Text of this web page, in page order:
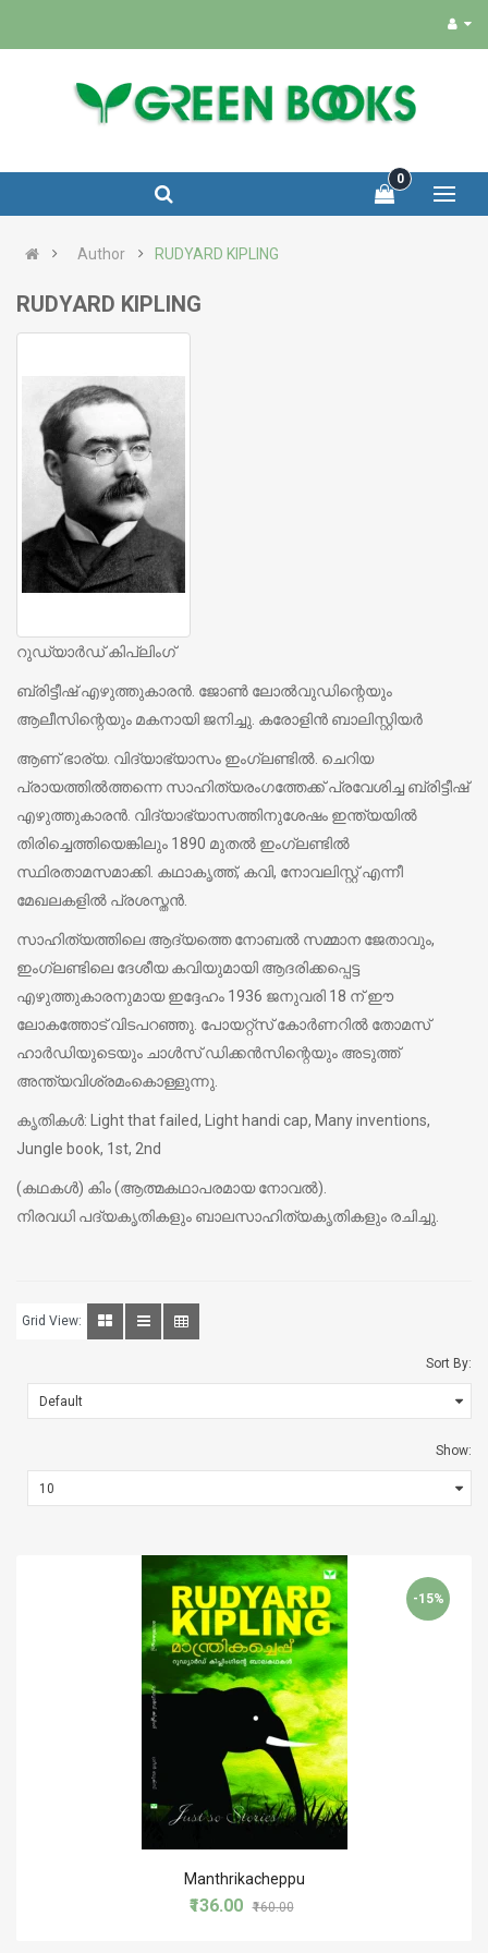
0
Author RUDYARD KIPLING
RUDYARD KIPLING
റുഡ്യാര്‍ഡ് കിപ്ലിംഗ്
ബ്രിട്ടീഷ് എഴുത്തുകാരന്‍. ജോണ്‍ ലോല്‍വുഡിന്റെയും
ആലീസിന്റെയും മകനായി ജനിച്ചു. കരോളിന്‍ ബാലിസ്റ്റിയര്‍
ആണ് ഭാര്യ. വിദ്യാഭ്യാസം ഇംഗ്ലണ്ടില്‍. ചെറിയ
പ്രായത്തില്‍ത്തന്നെ സാഹിത്യരംഗത്തേക്ക് പ്രവേശിച്ച ബ്രിട്ടീഷ്
എഴുത്തുകാരന്‍. വിദ്യാഭ്യാസത്തിനുശേഷം ഇന്ത്യയില്‍
തിരിച്ചെത്തിയെങ്കിലും 1890 മുതല്‍ ഇംഗ്ലണ്ടില്‍
സ്ഥിരതാമസമാക്കി. കഥാകൃത്ത്, കവി, നോവലിസ്റ്റ് എന്നീ
മേഖലകളില്‍ പ്രശസ്തന്‍.
സാഹിത്യത്തിലെ ആദ്യത്തെ നോബല്‍ സമ്മാന ജേതാവും,
ഇംഗ്ലണ്ടിലെ ദേശീയ കവിയുമായി ആദരിക്കപ്പെട്ട
എഴുത്തുകാരനുമായ ഇദ്ദേഹം 1936 ജനുവരി 18 ന് ഈ
ലോകത്തോട് വിടപറഞ്ഞു. പോയറ്റ്‌സ് കോര്‍ണറില്‍ തോമസ്
ഹാര്‍ഡിയുടെയും ചാള്‍സ് ഡിക്കന്‍സിന്റെയും അടുത്ത്
അന്ത്യവിശ്രമംകൊള്ളുന്നു.
കൃതികള്‍: Light that failed, Light handi cap, Many inventions,
Jungle book, 1st, 2nd
(കഥകള്‍) കിം (ആത്മകഥാപരമായ നോവല്‍).
നിരവധി പദ്യകൃതികളും ബാലസാഹിത്യകൃതികളും രചിച്ചു.
Grid View:
Sort By:
Show:
-15%
Manthrikacheppu
₹136.00 ₹160.00